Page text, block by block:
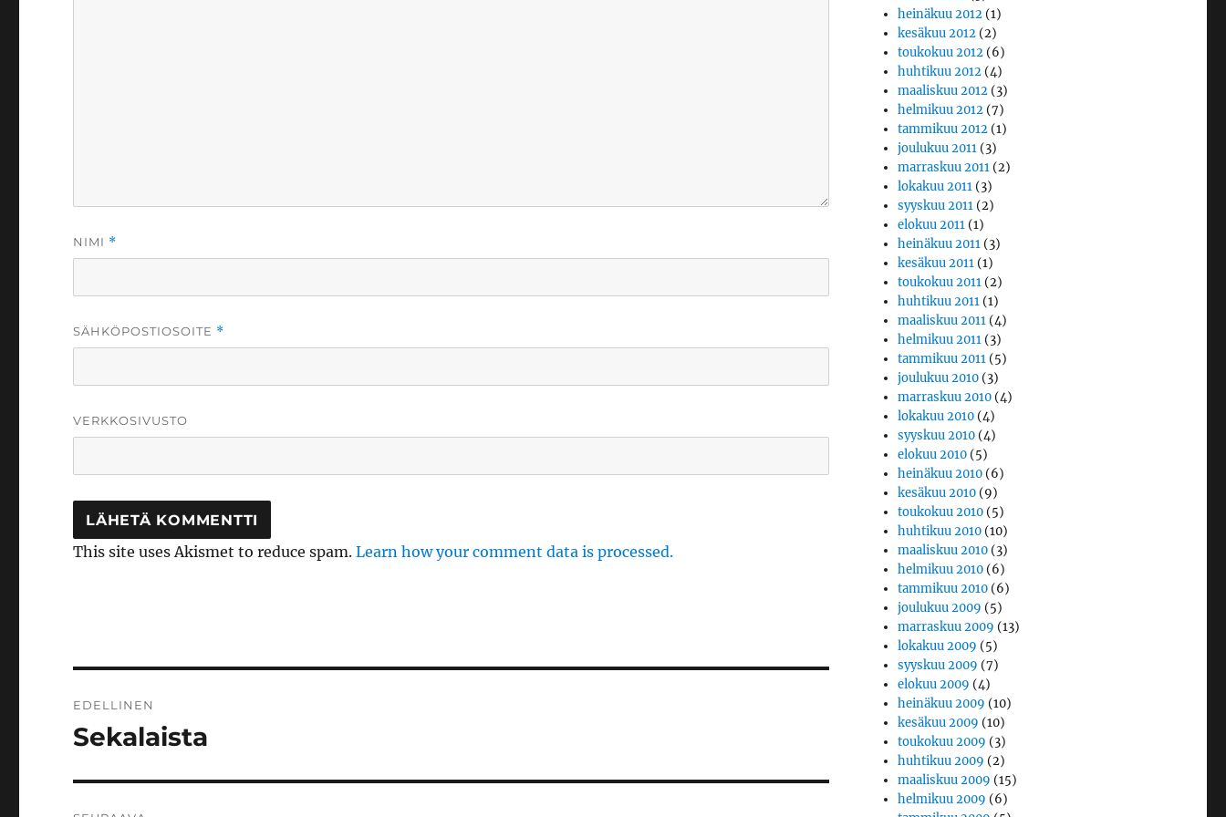
NIMI *
SÄHKÖPOSTIOSOITE *
VERKKOSIVUSTO
This site uses Akismet to reduce spam.Learn how your comment data is processed.
selaus
EDELLINEN
Edellinen
Sekalaista
heinäkuu 2012 (1)
kesäkuu 2012 (2)
toukokuu 2012 (6)
huhtikuu 2012 (4)
maaliskuu 2012 (3)
helmikuu 2012 (7)
tammikuu 2012 (1)
joulukuu 2011 (3)
marraskuu 2011 (2)
lokakuu 2011 (3)
syyskuu 2011 (2)
elokuu 2011 (1)
heinäkuu 2011 (3)
kesäkuu 2011 (1)
toukokuu 2011 (2)
huhtikuu 2011 (1)
maaliskuu 2011 (4)
helmikuu 2011 (3)
tammikuu 2011 (5)
joulukuu 2010 (3)
marraskuu 2010 (4)
lokakuu 2010 (4)
syyskuu 2010 (4)
elokuu 2010 (5)
heinäkuu 2010 (6)
kesäkuu 2010 (9)
toukokuu 2010 (5)
huhtikuu 2010 (10)
maaliskuu 2010 (3)
helmikuu 2010 (6)
tammikuu 2010 (6)
joulukuu 2009 (5)
marraskuu 2009 (13)
lokakuu 2009 (5)
syyskuu 2009 (7)
elokuu 2009 (4)
heinäkuu 2009 (10)
kesäkuu 2009 (10)
toukokuu 2009 (3)
huhtikuu 2009 (2)
maaliskuu 2009 (15)
helmikuu 2009 (6)